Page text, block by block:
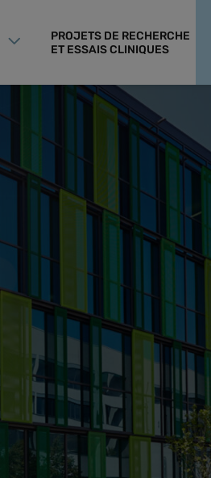
PROJETS DE RECHERCHE
ET ESSAIS CLINIQUES